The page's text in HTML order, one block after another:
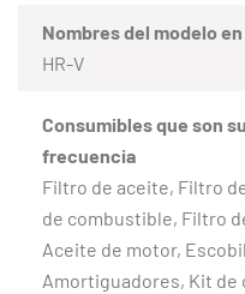
Nombres del modelo
HR-V
Consumibles que son
frecuencia
Filtro de aceite, Filtro
de combustible, Filtro
Aceite de motor,
Amortiguadores, Kit